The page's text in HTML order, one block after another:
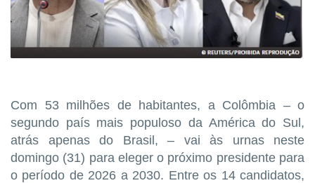
Com 53 milhões de habitantes, a Colômbia – o
segundo país mais populoso da América do Sul,
atrás apenas do Brasil, – vai às urnas neste
domingo (31) para eleger o próximo presidente para
o período de 2026 a 2030. Entre os 14 candidatos,